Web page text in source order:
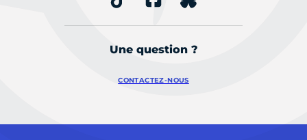
Une question ?
CONTACTEZ-NOUS